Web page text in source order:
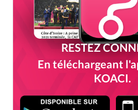
RESTEZ
En téléchargeant
KOACI.